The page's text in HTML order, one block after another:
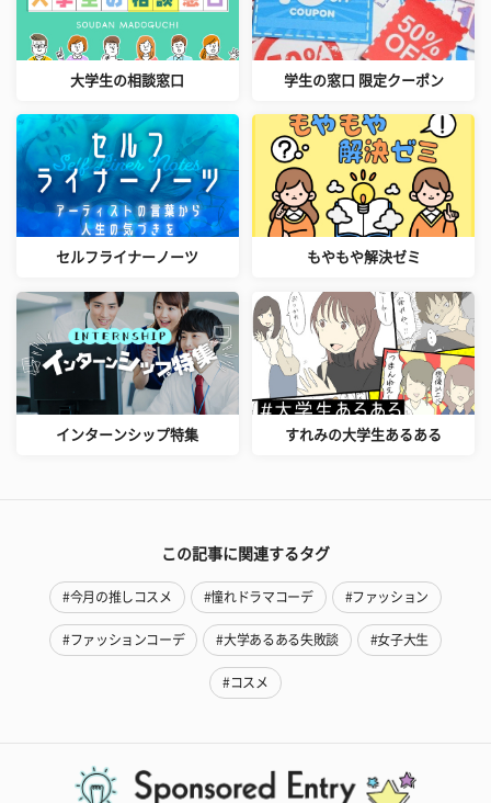
大学生の相談窓口 学生の窓口 限定クーポン
セルフライナーノーツ もやもや解決ゼミ
インターンシップ特集 すれみの大学生あるある
この記事に関連するタグ
#今月の推しコスメ #憧れドラマコーデ #ファッション
#ファッションコーデ #大学あるある失敗談 #女子大生
#コスメ